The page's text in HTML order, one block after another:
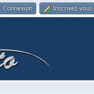
Connexion Inscrivez-vous